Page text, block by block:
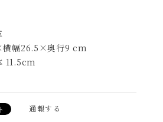
横幅26.5×奥行9 cm
通報する